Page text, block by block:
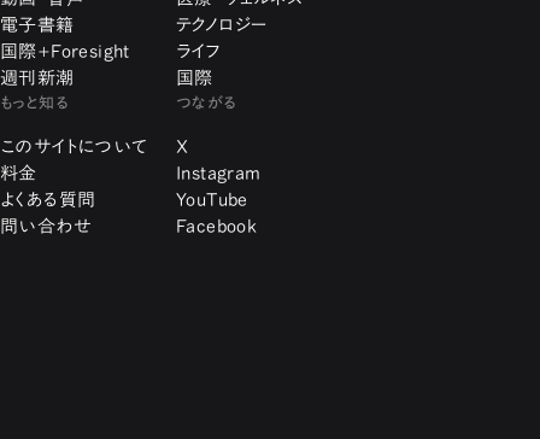
電子書籍
国際+Foresight
週刊新潮
テクノロジー
ライフ
国際
もっと知る
このサイトについて
料金
よくある質問
問い合わせ
つながる
X
Instagram
YouTube
Facebook